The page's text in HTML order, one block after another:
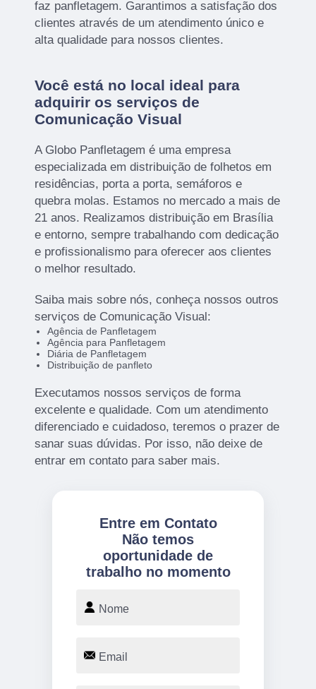
faz panfletagem. Garantimos a satisfação dos
clientes através de um atendimento único e
alta qualidade para nossos clientes.
Você está no local ideal para
adquirir os serviços de
Comunicação Visual
A Globo Panfletagem é uma empresa
especializada em distribuição de folhetos em
residências, porta a porta, semáforos e
quebra molas. Estamos no mercado a mais de
21 anos. Realizamos distribuição em Brasília
e entorno, sempre trabalhando com dedicação
e profissionalismo para oferecer aos clientes
o melhor resultado.
Saiba mais sobre nós, conheça nossos outros
serviços de Comunicação Visual:
Agência de Panfletagem
Agência para Panfletagem
Diária de Panfletagem
Distribuição de panfleto
Executamos nossos serviços de forma
excelente e qualidade. Com um atendimento
diferenciado e cuidadoso, teremos o prazer de
sanar suas dúvidas. Por isso, não deixe de
entrar em contato para saber mais.
Entre em Contato
Não temos
oportunidade de
trabalho no momento